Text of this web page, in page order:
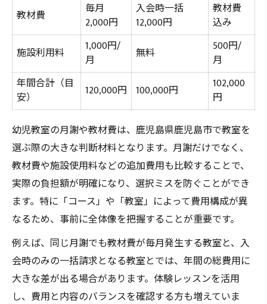
教材費
毎月
2,000円
入会時一括
12,000円
教材費
込み
施設利用料
1,000円/
月
無料
500円/
月
年間合計（目
安）
120,000円 100,000円
102,000
円
幼児教室の月謝や教材費は、鹿児島県鹿児島市で教室を
選ぶ際の大きな判断材料となります。月謝だけでなく、
教材費や施設使用料などの追加費用も比較することで、
実際の負担額が明確になり、選択ミスを防ぐことができ
ます。特に「コース」や「教室」によって費用構成が異
なるため、事前に全体像を把握することが重要です。
例えば、同じ月謝でも教材費が毎月発生する教室と、入
会時のみの一括請求となる教室とでは、年間の総費用に
大きな差が出る場合があります。体験レッスンを活用
し、費用と内容のバランスを確認する方も増えていま